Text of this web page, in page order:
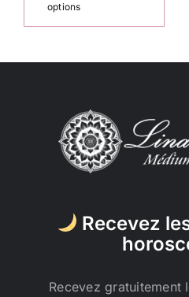
22,50 €
options
a
variations.
options
peuvent
être
choisies
la
produit
Recevez
Recevez gratuitement